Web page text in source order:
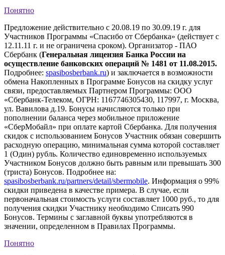
Понятно
Предложение действительно с 20.08.19 по 30.09.19 г. для
Участников Программы «Спасибо от Сбербанка» (действует с
12.11.11 г. и не ограничена сроком). Организатор - ПАО
Сбербанк (Генеральная лицензия Банка России на
осуществление банковских операций № 1481 от 11.08.2015.
Подробнее: spasibosberbank.ru) и заключается в возможности
обмена Накопленных в Программе Бонусов на скидку услуг
связи, предоставляемых Партнером Программы: ООО
«Сбербанк-Телеком, ОГРН: 1167746305430, 117997, г. Москва,
ул. Вавилова д.19. Бонусы начисляются только при
пополнении баланса через мобильное приложение
«СберМобайл» при оплате картой Сбербанка. Для получения
скидок с использованием Бонусов Участник обязан совершить
расходную операцию, минимальная сумма которой составляет
1 (Один) рубль. Количество единовременно используемых
Участником Бонусов должно быть равным или превышать 300
(триста) Бонусов. Подробнее на:
spasibosberbank.ru/partners/detail/sbermobile. Информация о 99%
скидки приведена в качестве примера. В случае, если
первоначальная стоимость услуги составляет 1000 руб., то для
получения скидки Участнику необходимо Списать 990
Бонусов. Термины с заглавной буквы употребляются в
значении, определенном в Правилах Программы.
Понятно